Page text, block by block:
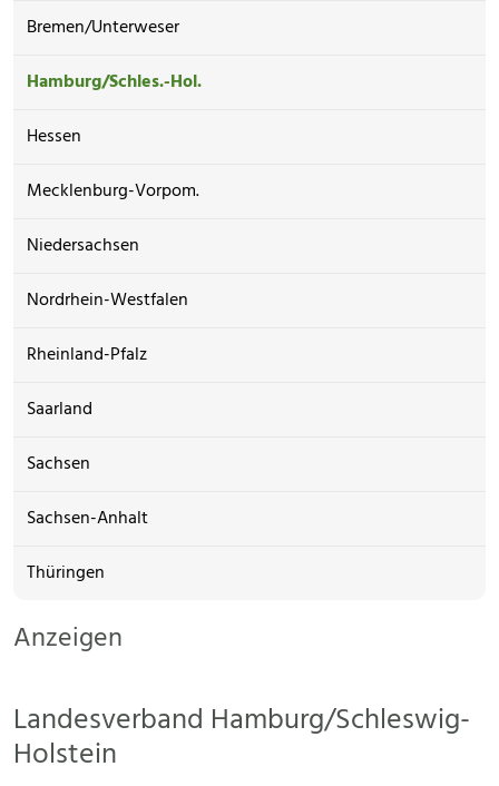
Bremen/Unterweser
Hamburg/Schles.-Hol.
Hessen
Mecklenburg-Vorpom.
Niedersachsen
Nordrhein-Westfalen
Rheinland-Pfalz
Saarland
Sachsen
Sachsen-Anhalt
Thüringen
Anzeigen
Landesverband Hamburg/Schleswig-
Holstein